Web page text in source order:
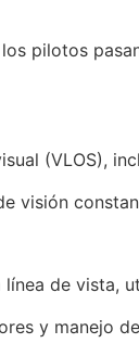
pilotos
(VLOS),
visión
de vista,
y manejo